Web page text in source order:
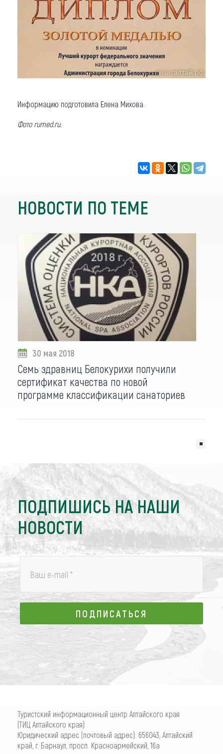
Информацию подготовила Елена Михова.
Фото rumed.ru.
НОВОСТИ ПО ТЕМЕ
30 мая 2018
Семь здравниц Белокурихи получили
сертификат качества по новой
программе классификации санаториев
ПОДПИШИСЬ НА НАШИ
НОВОСТИ
Ваш e-mail *
ПОДПИСАТЬСЯ
ПОДПИСАТЬСЯ
Туристский информационный центр Алтайского края
(ТИЦ Алтайского края)
Юридический адрес (почтовый адрес): 656043, Алтайский
край, г. Барнаул, просп. Красноармейский, 16а